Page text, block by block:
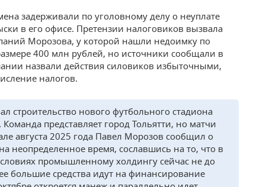
задерживали по уголовному делу о неуплате
в его офисе. Претензии налоговиков вызвала
Морозова, у которой нашли недоимку по
400 млн рублей, но источники сообщали в
назвали действия силовиков избыточными,
налогов.
строительство нового футбольного стадиона
представляет город Тольятти, но матчи
августа 2025 года Павел Морозов сообщил о
неопределенное время, сославшись на то, что в
промышленному холдингу сейчас не до
большие средства идут на финансирование